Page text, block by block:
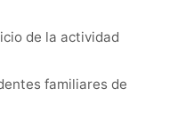
de la actividad
familiares de